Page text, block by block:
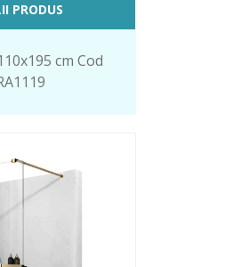
PRODUS
cm Cod